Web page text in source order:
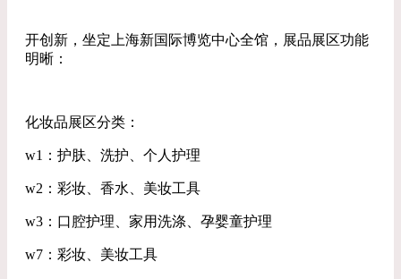
开创新，坐定上海新国际博览中心全馆，展品展区功能
明晰：
化妆品展区分类：
w1：护肤、洗护、个人护理
w2：彩妆、香水、美妆工具
w3：口腔护理、家用洗涤、孕婴童护理
w7：彩妆、美妆工具